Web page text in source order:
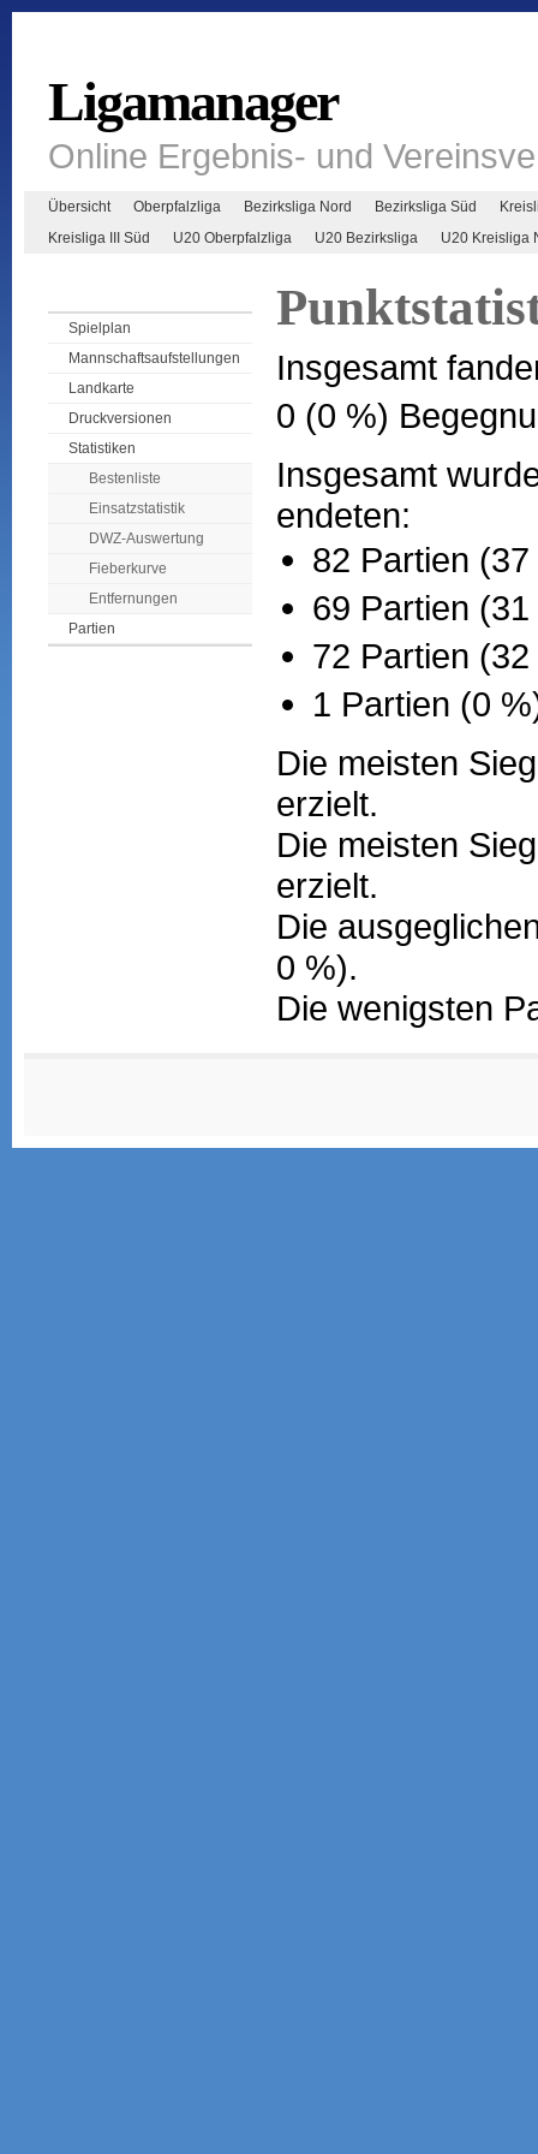
Ligamanager
Online Ergebnis- und
Übersicht Oberpfalzliga Bezirksliga Nord Bezirksliga Süd
Kreisliga III Süd
U20 Oberpfalzliga U20 Bezirksliga U20 Kreisliga
Spielplan
Mannschaftsaufstellungen
Landkarte
Druckversionen
Statistiken
Bestenliste
Einsatzstatistik
DWZ-Auswertung
Fieberkurve
Entfernungen
Partien
Insgesamt
0 (0 %)
Insgesamt
endeten:
82 Partien
69 Partien
72 Partien
1 Partien (0
Die meisten
erzielt.
Die meisten
erzielt.
Die
0 %).
Die wenigsten